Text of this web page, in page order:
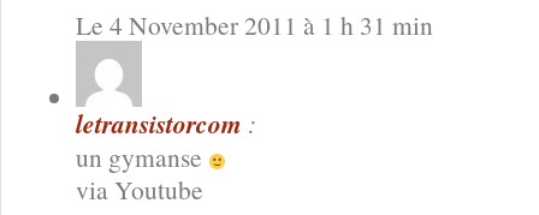
Le 4 November 2011 à 1 h 31 min
letransistorcom :
un gymanse
via Youtube